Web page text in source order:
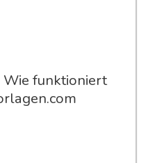
Wie funktioniert